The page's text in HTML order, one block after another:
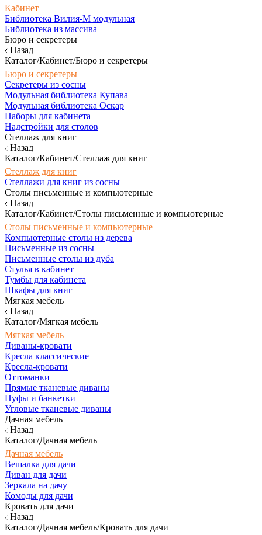
Кабинет
Библиотека Вилия-М модульная
Библиотека из массива
Бюро и секретеры
Назад
Каталог/Кабинет/Бюро и секретеры
Бюро и секретеры
Секретеры из сосны
Модульная библиотека Купава
Модульная библиотека Оскар
Наборы для кабинета
Надстройки для столов
Стеллаж для книг
Назад
Каталог/Кабинет/Стеллаж для книг
Стеллаж для книг
Стеллажи для книг из сосны
Столы письменные и компьютерные
Назад
Каталог/Кабинет/Столы письменные и компьютерные
Столы письменные и компьютерные
Компьютерные столы из дерева
Письменные из сосны
Письменные столы из дуба
Стулья в кабинет
Тумбы для кабинета
Шкафы для книг
Мягкая мебель
Назад
Каталог/Мягкая мебель
Мягкая мебель
Диваны-кровати
Кресла классические
Кресла-кровати
Оттоманки
Прямые тканевые диваны
Пуфы и банкетки
Угловые тканевые диваны
Дачная мебель
Назад
Каталог/Дачная мебель
Дачная мебель
Вешалка для дачи
Диван для дачи
Зеркала на дачу
Комоды для дачи
Кровать для дачи
Назад
Каталог/Дачная мебель/Кровать для дачи